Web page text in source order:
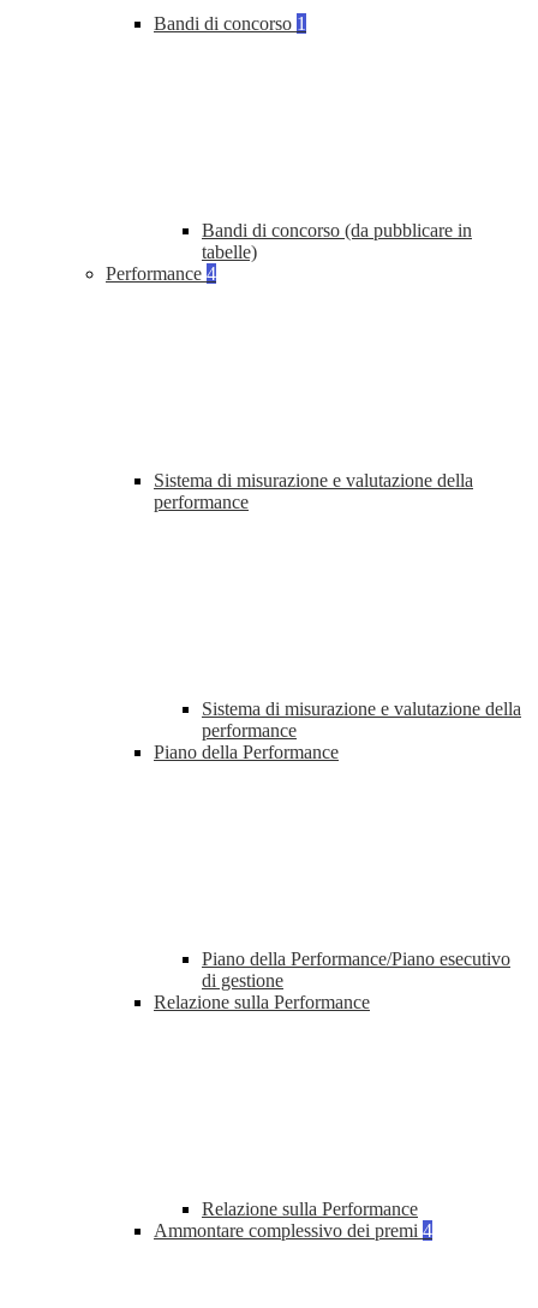
Bandi di concorso 1
Bandi di concorso (da pubblicare in
tabelle)
Performance 4
Sistema di misurazione e valutazione della
performance
Sistema di misurazione e valutazione della
performance
Piano della Performance
Piano della Performance/Piano esecutivo
di gestione
Relazione sulla Performance
Relazione sulla Performance
Ammontare complessivo dei premi 4